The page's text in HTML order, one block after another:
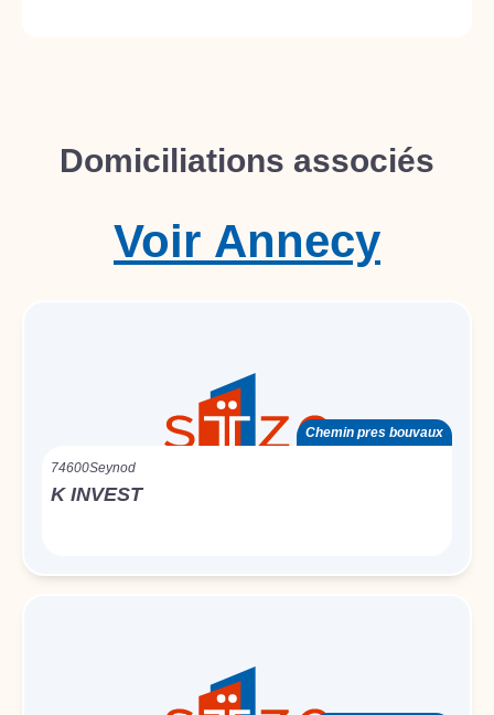
Domiciliations associés
Annecy
Voir
Chemin pres bouvaux
74600Seynod
K INVEST